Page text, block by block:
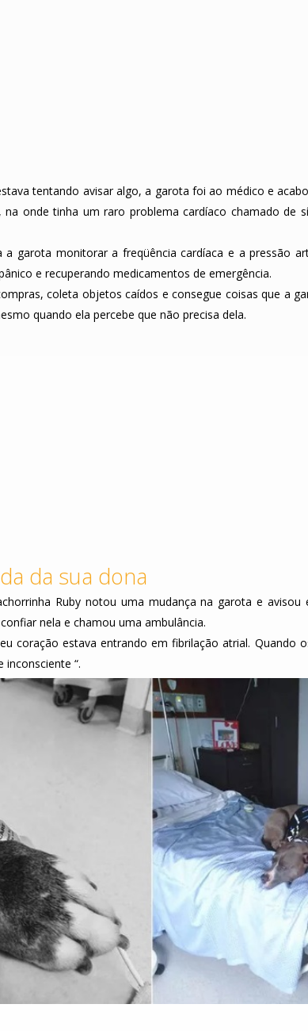
tentando avisar algo, a garota foi ao médico e
onde tinha um raro problema cardíaco chamado de
a garota monitorar a freqüência cardíaca e a pressão
e recuperando medicamentos de emergência.
coleta objetos caídos e consegue coisas que a
quando ela percebe que não precisa dela.
da sua dona
Ruby notou uma mudança na garota e avisou
nela e chamou uma ambulância.
coração estava entrando em fibrilação atrial. Quando
inconsciente “.